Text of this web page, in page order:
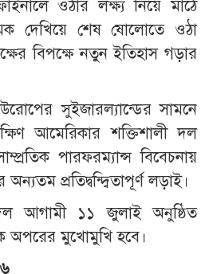
ওঠার লক্ষ্য নিয়ে মাঠে
দেখিয়ে শেষ ষোলোতে ওঠা
বিপক্ষে নতুন ইতিহাস গড়ার
সুইজারল্যান্ডের সামনে
আমেরিকার শক্তিশালী দল
পারফরম্যান্স বিবেচনায়
প্রতিদ্বন্দ্বিতাপূর্ণ লড়াই।
আগামী ১১ জুলাই অনুষ্ঠিত
অপরের মুখোমুখি হবে।